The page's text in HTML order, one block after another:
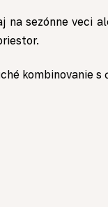
na sezónne veci
kombinovanie